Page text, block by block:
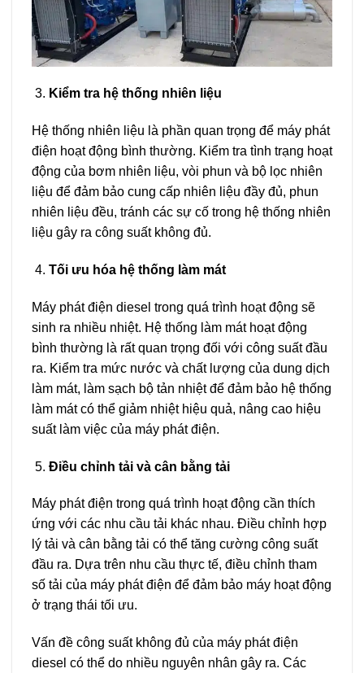
Kiểm tra hệ thống nhiên liệu
Hệ thống nhiên liệu là phần quan trọng để máy phát
điện hoạt động bình thường. Kiểm tra tình trạng hoạt
động của bơm nhiên liệu, vòi phun và bộ lọc nhiên
liệu để đảm bảo cung cấp nhiên liệu đầy đủ, phun
nhiên liệu đều, tránh các sự cố trong hệ thống nhiên
liệu gây ra công suất không đủ.
Tối ưu hóa hệ thống làm mát
Máy phát điện diesel trong quá trình hoạt động sẽ
sinh ra nhiều nhiệt. Hệ thống làm mát hoạt động
bình thường là rất quan trọng đối với công suất đầu
ra. Kiểm tra mức nước và chất lượng của dung dịch
làm mát, làm sạch bộ tản nhiệt để đảm bảo hệ thống
làm mát có thể giảm nhiệt hiệu quả, nâng cao hiệu
suất làm việc của máy phát điện.
Điều chỉnh tải và cân bằng tải
Máy phát điện trong quá trình hoạt động cần thích
ứng với các nhu cầu tải khác nhau. Điều chỉnh hợp
lý tải và cân bằng tải có thể tăng cường công suất
đầu ra. Dựa trên nhu cầu thực tế, điều chỉnh tham
số tải của máy phát điện để đảm bảo máy hoạt động
ở trạng thái tối ưu.
Vấn đề công suất không đủ của máy phát điện
diesel có thể do nhiều nguyên nhân gây ra. Các